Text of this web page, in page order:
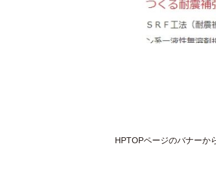
HPTOPページのバナーか